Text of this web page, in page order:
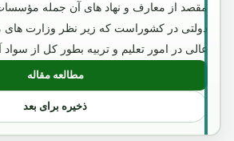
مقصد از معارف و نهاد های آن جمله
دولتی در کشوراست که زیر نظر وزارت
عالی در امور تعلیم و تربیه بطور کل از سواد
مطالعه مقاله
: چگونگی
ذخیره برای بعد